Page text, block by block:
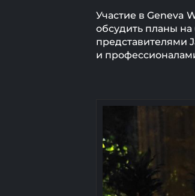
Участие в Geneva
обсудить планы
представителями
и